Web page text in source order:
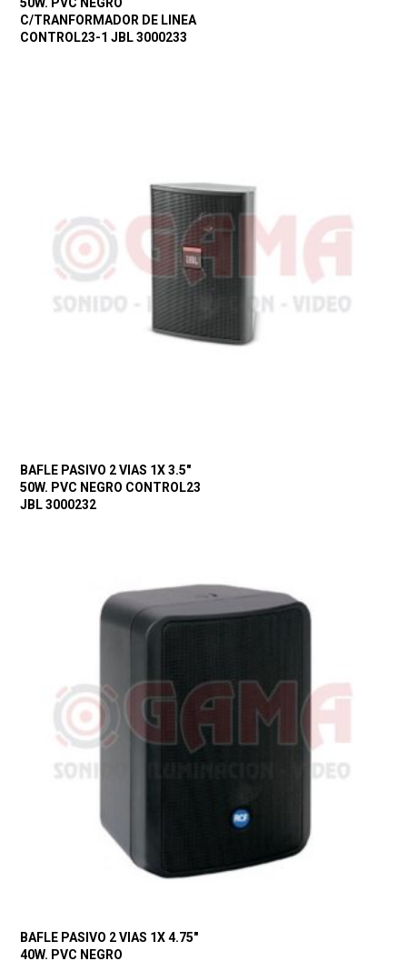
C/TRANFORMADOR DE LINEA
CONTROL23-1 JBL 3000233
BAFLE PASIVO 2 VIAS 1X 3.5″
50W. PVC NEGRO CONTROL23
JBL 3000232
BAFLE PASIVO 2 VIAS 1X 4.75″
40W. PVC NEGRO